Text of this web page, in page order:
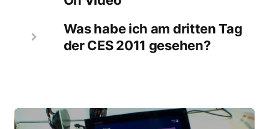
Was habe ich am dritten Tag
der CES 2011 gesehen?